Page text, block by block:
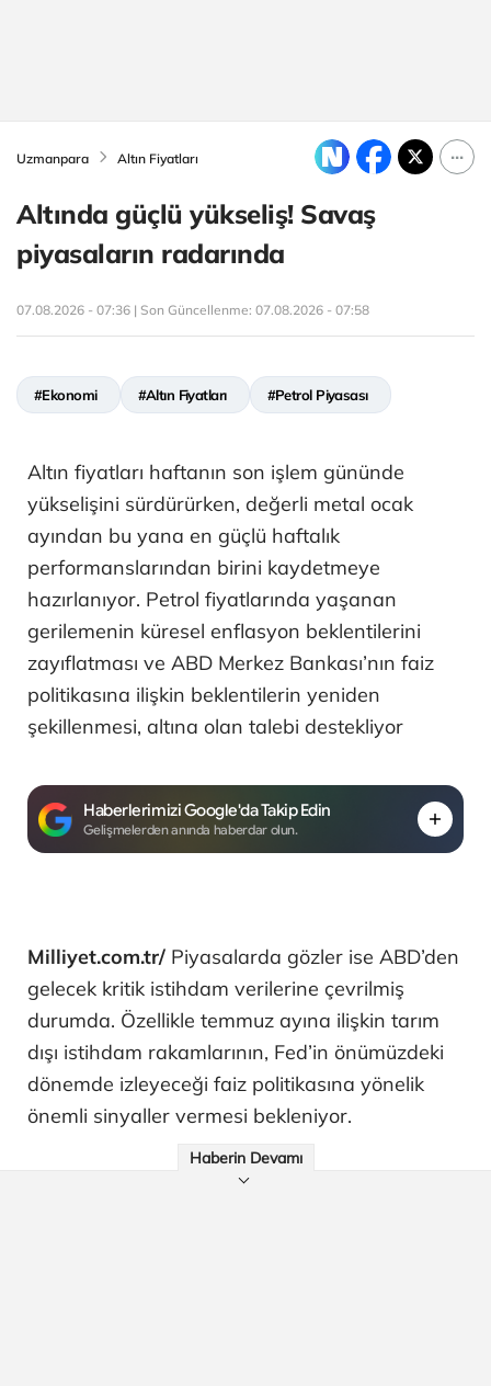
Uzmanpara Altın Fiyatları
Altında güçlü yükseliş! Savaş
piyasaların radarında
07.08.2026 - 07:36 | Son Güncellenme: 07.08.2026 - 07:58
#Ekonomi #Altın Fiyatları #Petrol Piyasası
Altın fiyatları haftanın son işlem gününde
yükselişini sürdürürken, değerli metal ocak
ayından bu yana en güçlü haftalık
performanslarından birini kaydetmeye
hazırlanıyor. Petrol fiyatlarında yaşanan
gerilemenin küresel enflasyon beklentilerini
zayıflatması ve ABD Merkez Bankası’nın faiz
politikasına ilişkin beklentilerin yeniden
şekillenmesi, altına olan talebi destekliyor
Haberlerimizi Google'da Takip Edin
Gelişmelerden anında haberdar olun.
Milliyet.com.tr/ Piyasalarda gözler ise ABD’den
gelecek kritik istihdam verilerine çevrilmiş
durumda. Özellikle temmuz ayına ilişkin tarım
dışı istihdam rakamlarının, Fed’in önümüzdeki
dönemde izleyeceği faiz politikasına yönelik
önemli sinyaller vermesi bekleniyor.
Haberin Devamı